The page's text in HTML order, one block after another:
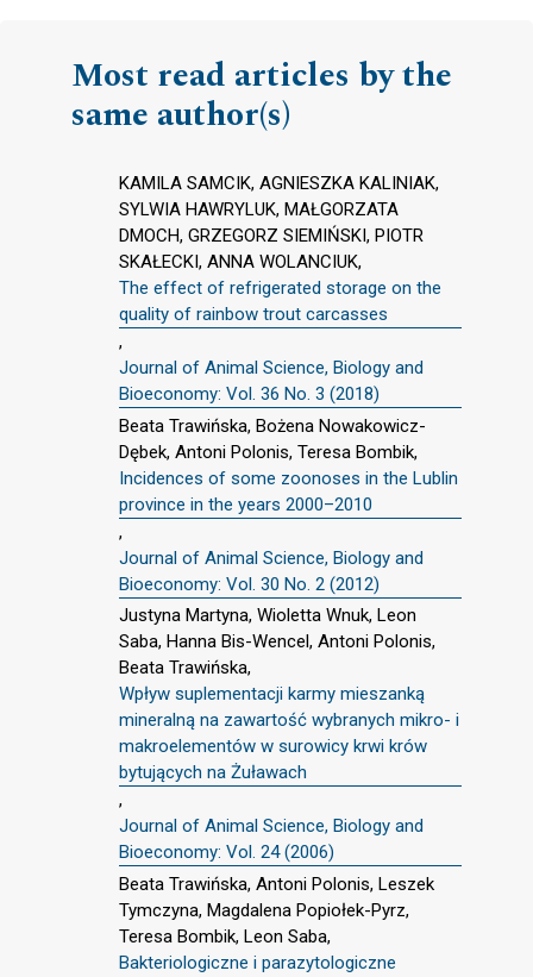
Most read articles by the
same author(s)
KAMILA SAMCIK, AGNIESZKA KALINIAK,
SYLWIA HAWRYLUK, MAŁGORZATA
DMOCH, GRZEGORZ SIEMIŃSKI, PIOTR
SKAŁECKI, ANNA WOLANCIUK,
The effect of refrigerated storage on the
quality of rainbow trout carcasses
,
Journal of Animal Science, Biology and
Bioeconomy: Vol. 36 No. 3 (2018)
Beata Trawińska, Bożena Nowakowicz-
Dębek, Antoni Polonis, Teresa Bombik,
Incidences of some zoonoses in the Lublin
province in the years 2000–2010
,
Journal of Animal Science, Biology and
Bioeconomy: Vol. 30 No. 2 (2012)
Justyna Martyna, Wioletta Wnuk, Leon
Saba, Hanna Bis-Wencel, Antoni Polonis,
Beata Trawińska,
Wpływ suplementacji karmy mieszanką
mineralną na zawartość wybranych mikro- i
makroelementów w surowicy krwi krów
bytujących na Żuławach
,
Journal of Animal Science, Biology and
Bioeconomy: Vol. 24 (2006)
Beata Trawińska, Antoni Polonis, Leszek
Tymczyna, Magdalena Popiołek-Pyrz,
Teresa Bombik, Leon Saba,
Bakteriologiczne i parazytologiczne